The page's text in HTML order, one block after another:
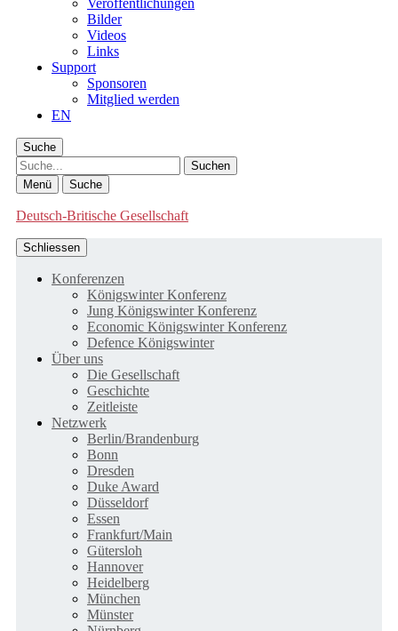
Veröffentlichungen
Bilder
Videos
Links
Support
Sponsoren
Mitglied werden
EN
Suche
Suche
Menü Suche
Deutsch-Britische Gesellschaft
Schliessen
Konferenzen
Königswinter Konferenz
Jung Königswinter Konferenz
Economic Königswinter Konferenz
Defence Königswinter
Über uns
Die Gesellschaft
Geschichte
Zeitleiste
Netzwerk
Berlin/Brandenburg
Bonn
Dresden
Duke Award
Düsseldorf
Essen
Frankfurt/Main
Gütersloh
Hannover
Heidelberg
München
Münster